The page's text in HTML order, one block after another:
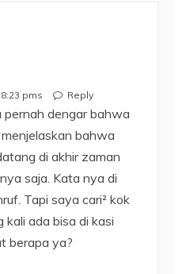
pms Reply
dengar bahwa
bahwa
di akhir zaman
saja. Kata nya di
Tapi saya cari² kok
ada bisa di kasi
berapa ya?